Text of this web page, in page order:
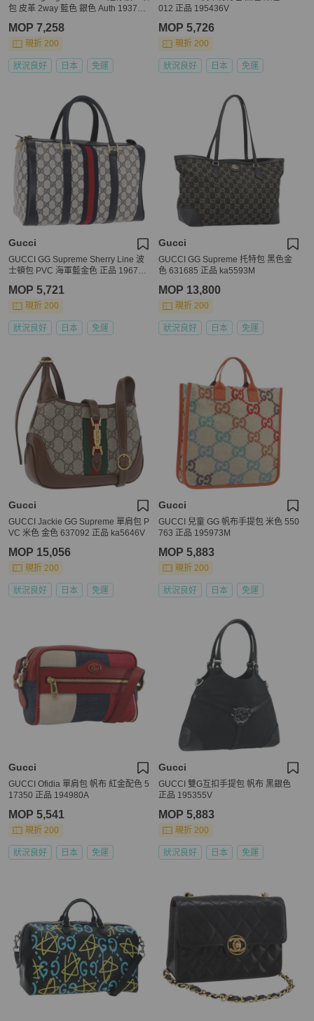
包 皮革 2way 藍色 銀色 Auth 193751
MOP 7,258
現折 200
狀況良好 日本 免運
012 正品 195436V
MOP 5,726
現折 200
狀況良好 日本 免運
Gucci
GUCCI GG Supreme Sherry Line 波
士頓包 PVC 海軍藍金色 正品 196762
MOP 5,721
現折 200
狀況良好 日本 免運
Gucci
GUCCI GG Supreme 托特包 黑色金
色 631685 正品 ka5593M
MOP 13,800
現折 200
狀況良好 日本 免運
Gucci
GUCCI Jackie GG Supreme 單肩包 P
VC 米色 金色 637092 正品 ka5646V
MOP 15,056
現折 200
狀況良好 日本 免運
Gucci
GUCCI 兒童 GG 帆布手提包 米色 550
763 正品 195973M
MOP 5,883
現折 200
狀況良好 日本 免運
Gucci
GUCCI Ofidia 單肩包 帆布 紅金配色 5
17350 正品 194980A
MOP 5,541
現折 200
狀況良好 日本 免運
Gucci
GUCCI 雙G互扣手提包 帆布 黑銀色
正品 195355V
MOP 5,883
現折 200
狀況良好 日本 免運